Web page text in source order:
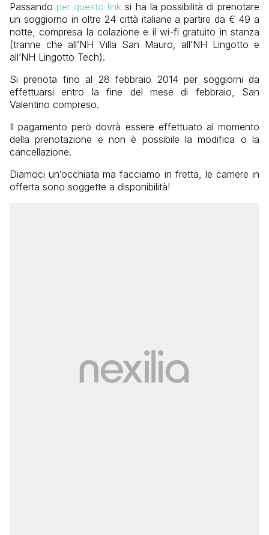
Passando per questo link si ha la possibilità di prenotare
un soggiorno in oltre 24 città italiane a partire da € 49 a
notte, compresa la colazione e il wi-fi gratuito in stanza
(tranne che all’NH Villa San Mauro, all’NH Lingotto e
all’NH Lingotto Tech).
Si prenota fino al 28 febbraio 2014 per soggiorni da
effettuarsi entro la fine del mese di febbraio, San
Valentino compreso.
Il pagamento però dovrà essere effettuato al momento
della prenotazione e non è possibile la modifica o la
cancellazione.
Diamoci un’occhiata ma facciamo in fretta, le camere in
offerta sono soggette a disponibilità!